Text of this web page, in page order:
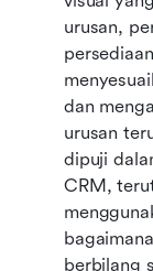
urusan,
dan
urusan
dipuji
CRM,
berbilang